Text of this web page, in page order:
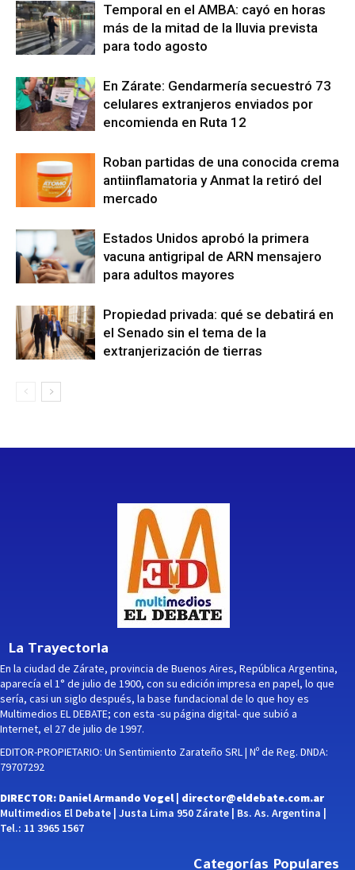
Temporal en el AMBA: cayó en horas
más de la mitad de la lluvia prevista
para todo agosto
En Zárate: Gendarmería secuestró 73
celulares extranjeros enviados por
encomienda en Ruta 12
Roban partidas de una conocida crema
antiinflamatoria y Anmat la retiró del
mercado
Estados Unidos aprobó la primera
vacuna antigripal de ARN mensajero
para adultos mayores
Propiedad privada: qué se debatirá en
el Senado sin el tema de la
extranjerización de tierras
La Trayectoria
En la ciudad de Zárate, provincia de Buenos Aires, República Argentina,
aparecía el 1° de julio de 1900, con su edición impresa en papel, lo que
sería, casi un siglo después, la base fundacional de lo que hoy es
Multimedios EL DEBATE; con esta -su página digital- que subió a
Internet, el 27 de julio de 1997.
EDITOR-PROPIETARIO: Un Sentimiento Zarateño SRL | Nº de Reg. DNDA:
79707292
DIRECTOR: Daniel Armando Vogel | director@eldebate.com.ar
Multimedios El Debate | Justa Lima 950 Zárate | Bs. As. Argentina |
Tel.: 11 3965 1567
Categorías Populares